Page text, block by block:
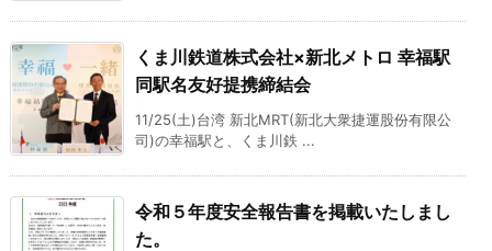
くま川鉄道株式会社×新北メトロ 幸福駅
同駅名友好提携締結会
11/25(土)台湾 新北MRT(新北大衆捷運股份有限公
司)の幸福駅と、くま川鉄 ...
令和５年度安全報告書を掲載いたしまし
た。